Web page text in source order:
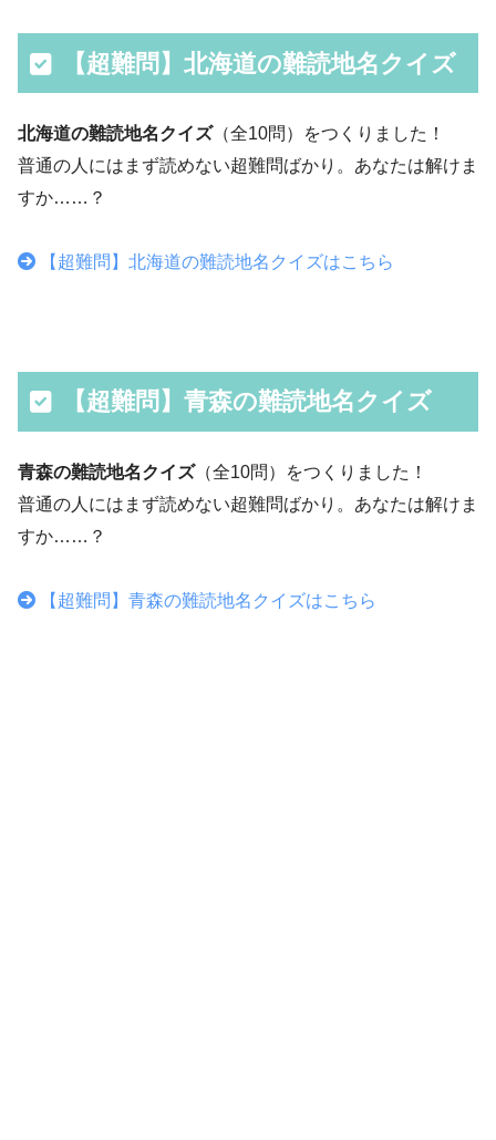
【超難問】北海道の難読地名クイズ
北海道の難読地名クイズ（全10問）をつくりました！
普通の人にはまず読めない超難問ばかり。あなたは解けま
すか……？
【超難問】北海道の難読地名クイズはこちら
【超難問】青森の難読地名クイズ
青森の難読地名クイズ（全10問）をつくりました！
普通の人にはまず読めない超難問ばかり。あなたは解けま
すか……？
【超難問】青森の難読地名クイズはこちら